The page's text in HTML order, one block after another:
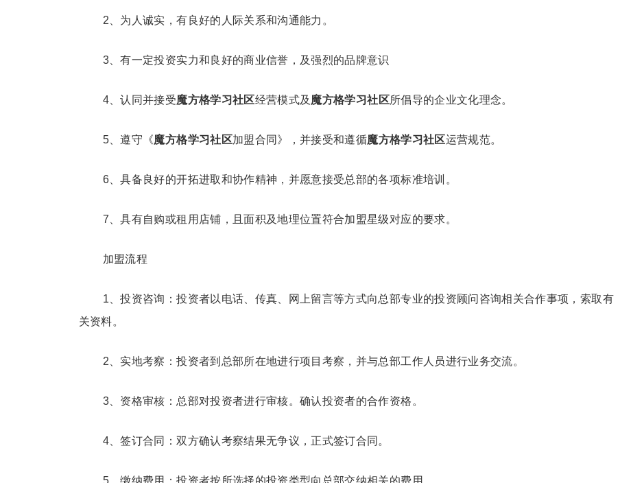
2、为人诚实，有良好的人际关系和沟通能力。
3、有一定投资实力和良好的商业信誉，及强烈的品牌意识
4、认同并接受魔方格学习社区经营模式及 魔方格学习社区所倡导的企业文化理念。
5、遵守《魔方格学习社区加盟合同》，并接受和遵循魔方格学习社区运营规范。
6、具备良好的开拓进取和协作精神，并愿意接受总部的各项标准培训。
7、具有自购或租用店铺，且面积及地理位置符合加盟星级对应的要求。
加盟流程
1、投资咨询：投资者以电话、传真、网上留言等方式向总部专业的投资顾问咨询相关合作事项，索取有
关资料。
2、实地考察：投资者到总部所在地进行项目考察，并与总部工作人员进行业务交流。
3、资格审核：总部对投资者进行审核。确认投资者的合作资格。
4、签订合同：双方确认考察结果无争议，正式签订合同。
5、缴纳费用：投资者按所选择的投资类型向总部交纳相关的费用。